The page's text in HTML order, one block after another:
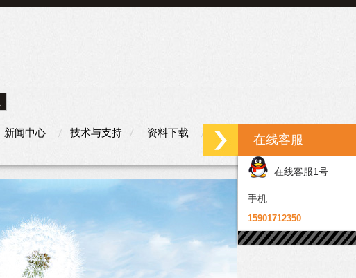
新闻中心 技术与支持 资料下载 联系我们
在线客服
在线客服1号
手机
15901712350